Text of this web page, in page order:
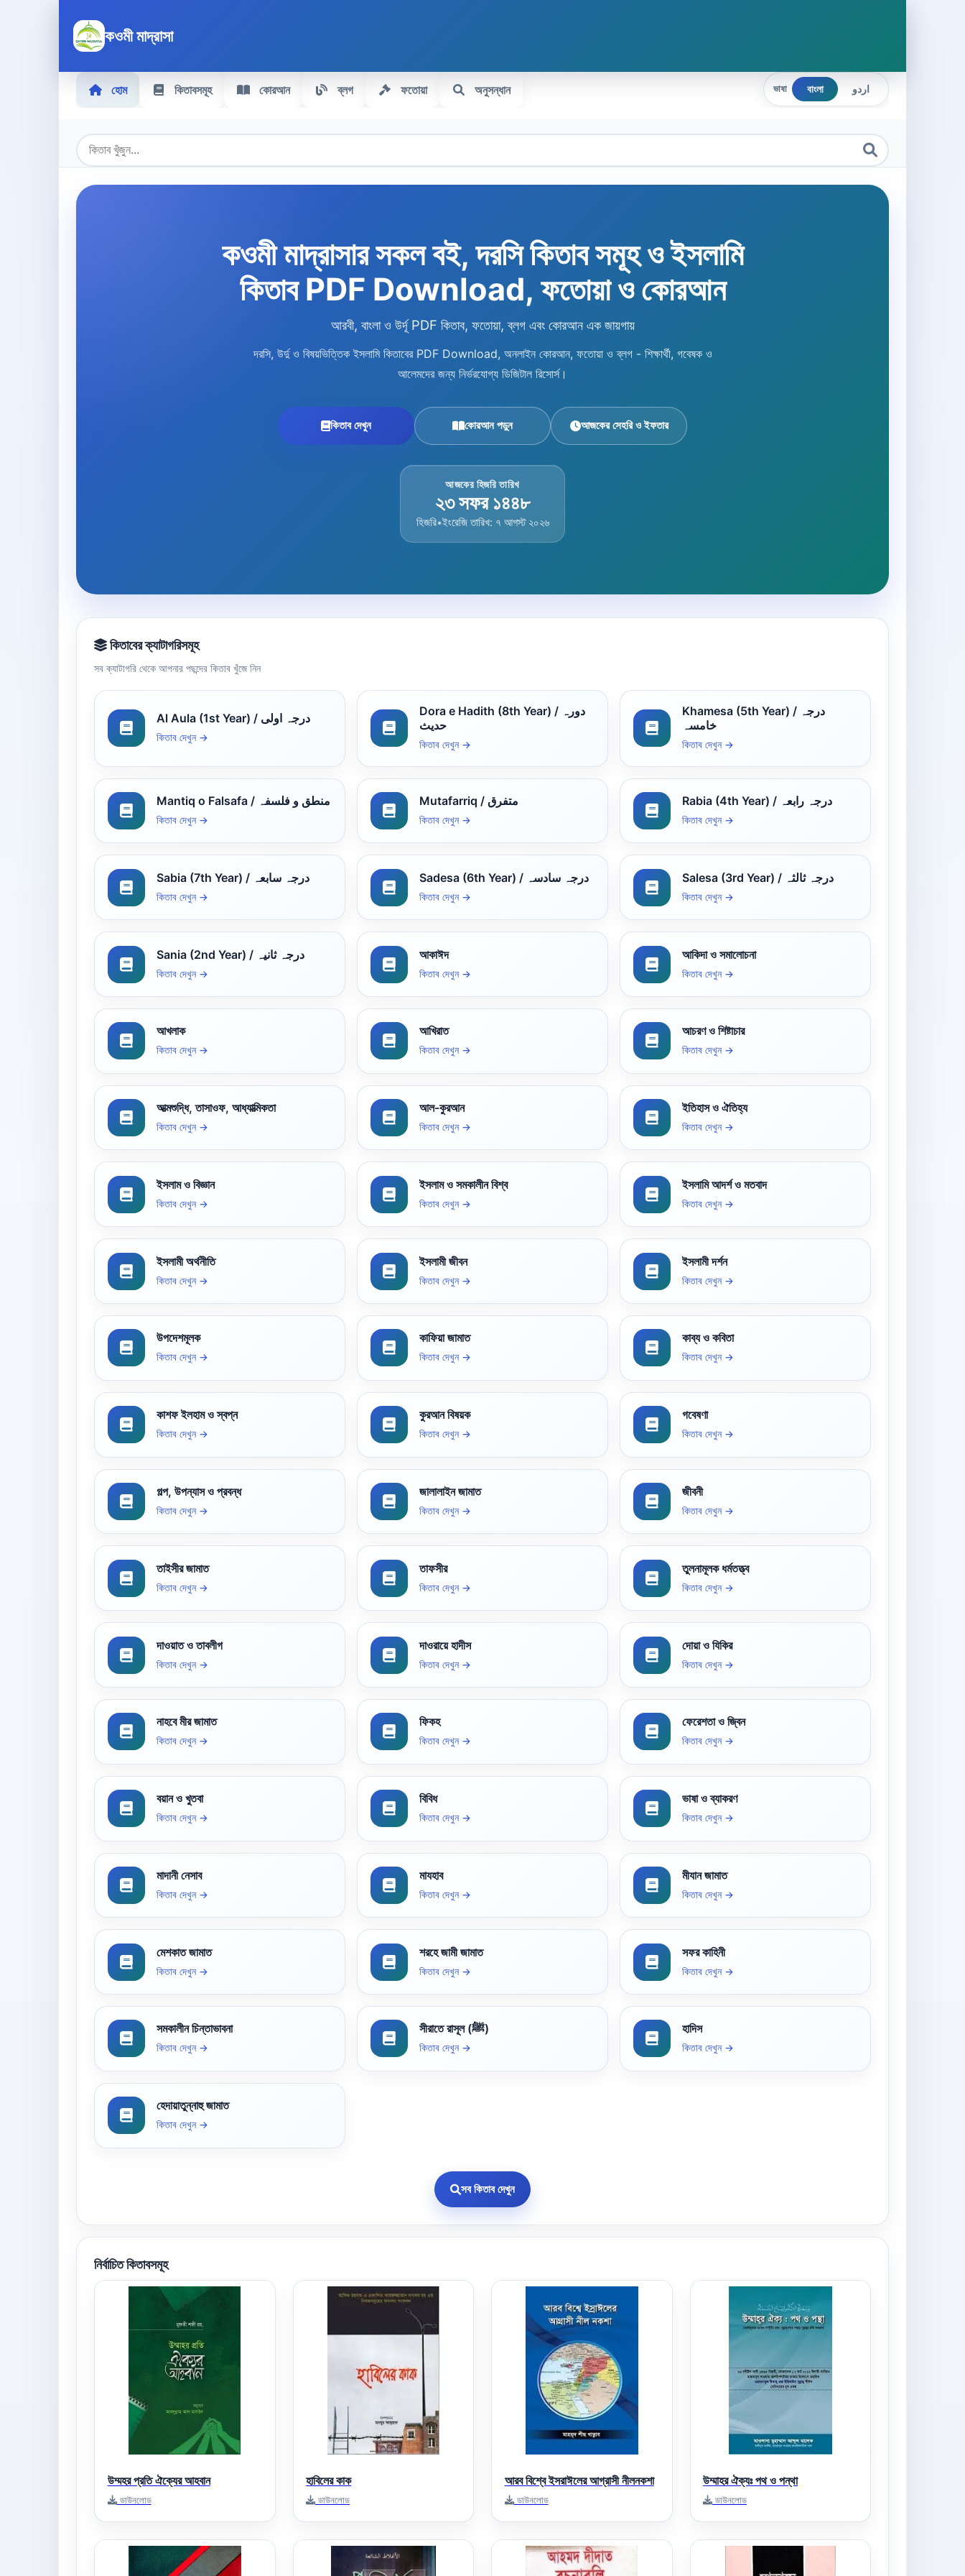
কওমী মাদ্রাসা
হোম কিতাবসমূহ কোরআন ব্লগ ফতোয়া অনুসন্ধান ভাষা বাংলা اردو
কওমী মাদ্রাসার সকল বই, দরসি কিতাব সমূহ ও ইসলামি
কিতাব PDF Download, ফতোয়া ও কোরআন
আরবী, বাংলা ও উর্দূ PDF কিতাব, ফতোয়া, ব্লগ এবং কোরআন এক জায়গায়
দরসি, উর্দু ও বিষয়ভিত্তিক ইসলামি কিতাবের PDF Download, অনলাইন কোরআন, ফতোয়া ও ব্লগ - শিক্ষার্থী, গবেষক ও
আলেমদের জন্য নির্ভরযোগ্য ডিজিটাল রিসোর্স।
কিতাব দেখুন কোরআন পড়ুন আজকের সেহরি ও ইফতার
আজকের হিজরি তারিখ
২৩ সফর ১৪৪৮
হিজরি•ইংরেজি তারিখ: ৭ আগস্ট ২০২৬
কিতাবের ক্যাটাগরিসমূহ
সব ক্যাটাগরি থেকে আপনার পছন্দের কিতাব খুঁজে নিন
Al Aula (1st Year) / درجہ اولی
কিতাব দেখুন →
Dora e Hadith (8th Year) / دورہ
حدیث
কিতাব দেখুন →
Khamesa (5th Year) / درجہ
خامسہ
কিতাব দেখুন →
Mantiq o Falsafa / منطق و فلسفہ
কিতাব দেখুন →
Mutafarriq / متفرق
কিতাব দেখুন →
Rabia (4th Year) / درجہ رابعہ
কিতাব দেখুন →
Sabia (7th Year) / درجہ سابعہ
কিতাব দেখুন →
Sadesa (6th Year) / درجہ سادسہ
কিতাব দেখুন →
Salesa (3rd Year) / درجہ ثالثہ
কিতাব দেখুন →
Sania (2nd Year) / درجہ ثانیہ
কিতাব দেখুন →
আকাঈদ
কিতাব দেখুন →
আকিদা ও সমালোচনা
কিতাব দেখুন →
আখলাক
কিতাব দেখুন →
আখিরাত
কিতাব দেখুন →
আচরণ ও শিষ্টাচার
কিতাব দেখুন →
আত্মশুদ্ধি, তাসাওফ, আধ্যাত্মিকতা
কিতাব দেখুন →
আল-কুরআন
কিতাব দেখুন →
ইতিহাস ও ঐতিহ্য
কিতাব দেখুন →
ইসলাম ও বিজ্ঞান
কিতাব দেখুন →
ইসলাম ও সমকালীন বিশ্ব
কিতাব দেখুন →
ইসলামি আদর্শ ও মতবাদ
কিতাব দেখুন →
ইসলামী অর্থনীতি
কিতাব দেখুন →
ইসলামী জীবন
কিতাব দেখুন →
ইসলামী দর্শন
কিতাব দেখুন →
উপদেশমূলক
কিতাব দেখুন →
কাফিয়া জামাত
কিতাব দেখুন →
কাব্য ও কবিতা
কিতাব দেখুন →
কাশফ ইলহাম ও স্বপ্ন
কিতাব দেখুন →
কুরআন বিষয়ক
কিতাব দেখুন →
গবেষণা
কিতাব দেখুন →
গল্প, উপন্যাস ও প্রবন্ধ
কিতাব দেখুন →
জালালাইন জামাত
কিতাব দেখুন →
জীবনী
কিতাব দেখুন →
তাইসীর জামাত
কিতাব দেখুন →
তাফসীর
কিতাব দেখুন →
তুলনামূলক ধর্মতত্ত্ব
কিতাব দেখুন →
দাওয়াত ও তাবলীগ
কিতাব দেখুন →
দাওরায়ে হাদীস
কিতাব দেখুন →
দোয়া ও যিকির
কিতাব দেখুন →
নাহবে মীর জামাত
কিতাব দেখুন →
ফিকহ
কিতাব দেখুন →
ফেরেশতা ও জ্বিন
কিতাব দেখুন →
বয়ান ও খুতবা
কিতাব দেখুন →
বিবিধ
কিতাব দেখুন →
ভাষা ও ব্যাকরণ
কিতাব দেখুন →
মাদানী নেসাব
কিতাব দেখুন →
মাযহাব
কিতাব দেখুন →
মীযান জামাত
কিতাব দেখুন →
মেশকাত জামাত
কিতাব দেখুন →
শরহে জামী জামাত
কিতাব দেখুন →
সফর কাহিনী
কিতাব দেখুন →
সমকালীন চিন্তাভাবনা
কিতাব দেখুন →
সীরাতে রাসূল (ﷺ)
কিতাব দেখুন →
হাদিস
কিতাব দেখুন →
হেদায়াতুন্নাহু জামাত
কিতাব দেখুন →
সব কিতাব দেখুন
নির্বাচিত কিতাবসমূহ
উম্মহর প্রতি ঐক্যের আহবান
ডাউনলোড
হাবিলের কাক
ডাউনলোড
আরব বিশ্বে ইসরাঈলের আগ্রাসী নীলনকশা
ডাউনলোড
উম্মাহর ঐক্যঃ পথ ও পন্থা
ডাউনলোড